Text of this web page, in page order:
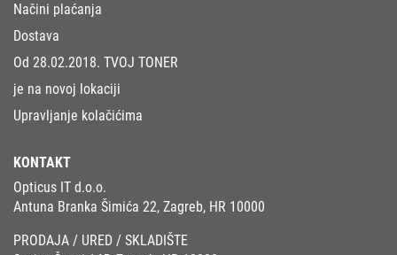
Načini plaćanja
Dostava
Od 28.02.2018. TVOJ TONER
je na novoj lokaciji
Upravljanje kolačićima
KONTAKT
Opticus IT d.o.o.
Antuna Branka Šimića 22, Zagreb, HR 10000
PRODAJA / URED / SKLADIŠTE